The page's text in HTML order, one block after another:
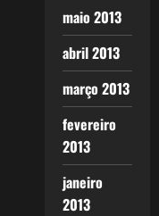
maio 2013
abril 2013
março 2013
fevereiro
2013
janeiro
2013